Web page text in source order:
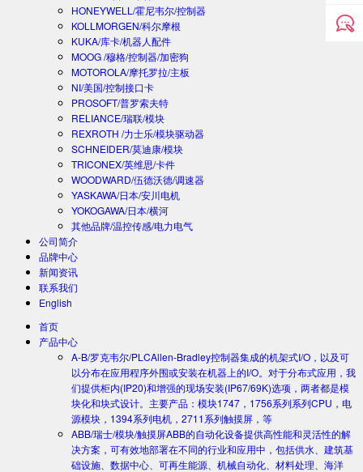
HONEYWELL/霍尼韦尔/控制器
KOLLMORGEN/科尔摩根
KUKA/库卡/机器人配件
MOOG /穆格/控制器/加密狗
MOTOROLA/摩托罗拉/主板
NI/美国/控制接口卡
PROSOFT/普罗索夫特
RELIANCE/瑞联/模块
REXROTH /力士乐/模块驱动器
SCHNEIDER/莫迪康/模块
TRICONEX/英维思/卡件
WOODWARD/伍德沃德/调速器
YASKAWA/日本/安川电机
YOKOGAWA/日本/横河
其他品牌/温控传感/电力电气
公司简介
品牌中心
新闻资讯
联系我们
English
首页
产品中心
A-B/罗克韦尔/PLCAllen-Bradley控制器集成的机架式I/O，以及可
以分布在应用程序外围或安装在机器上的I/O。对于分布式应用，我
们提供柜内(IP20)和增强的现场安装(IP67/69K)选项，两者都是模
块化和块式设计。主要产品：模块1747，1756系列系列CPU，电
源模块，1394系列电机，2711系列触摸屏，等
ABB/瑞士/模块/触摸屏ABB的自动化设备提供高性能和灵活性的解
决方案，可有效地部署在不同的行业和应用中，包括供水、建筑基
础设施、数据中心、可再生能源、机械自动化、材料处理、海洋